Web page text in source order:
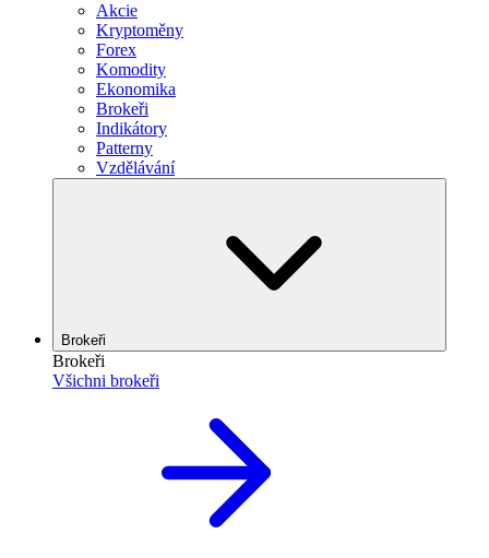
Akcie
Kryptoměny
Forex
Komodity
Ekonomika
Brokeři
Indikátory
Patterny
Vzdělávání
Brokeři
Brokeři
Všichni brokeři